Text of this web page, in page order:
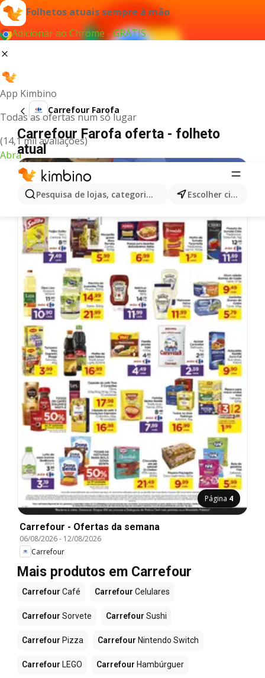
Folhetos atuais sempre à mão
Adicionar ao Chrome - GRÁTIS
App Kimbino
Todas as ofertas num só lugar
(14,1 mil avaliações)
Abra
Pesquisa de lojas, categorias,produtos... Escolher cidade
Carrefour Farofa
Carrefour Farofa oferta - folheto
atual
Página 4
Carrefour - Ofertas da semana
06/08/2026- 12/08/2026
Carrefour
Mais produtos em Carrefour
Carrefour Café Carrefour Celulares
Carrefour Sorvete Carrefour Sushi
Carrefour Pizza Carrefour Nintendo Switch
Carrefour LEGO Carrefour Hambúrguer